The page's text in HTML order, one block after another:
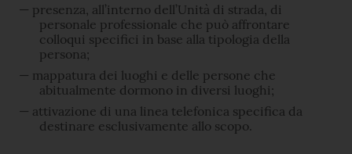
presenza, all’interno dell’Unità di strada, di
personale professionale che può affrontare
colloqui specifici in base alla tipologia della
persona;
mappatura dei luoghi e delle persone che
abitualmente dormono in diversi luoghi;
attivazione di una linea telefonica specifica da
destinare esclusivamente allo scopo.